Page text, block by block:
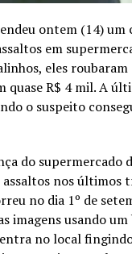
ontem (14) um
em
eles
quase R$ 4 mil. A
o suspeito
do supermercado
nos últimos
no dia 1º de
imagens usando
entra no local